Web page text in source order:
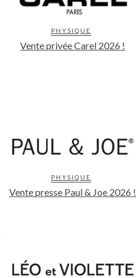
PHYSIQUE
Vente privée Carel 2026 !
PHYSIQUE
Vente presse Paul & Joe 2026 !